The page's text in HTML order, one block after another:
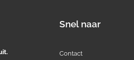
Snel naar
Contact